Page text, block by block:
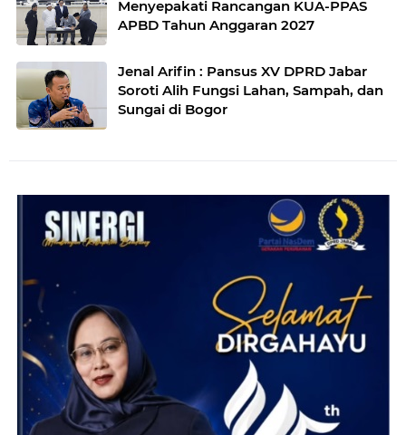
Menyepakati Rancangan KUA-PPAS
APBD Tahun Anggaran 2027
Jenal Arifin : Pansus XV DPRD Jabar
Soroti Alih Fungsi Lahan, Sampah, dan
Sungai di Bogor